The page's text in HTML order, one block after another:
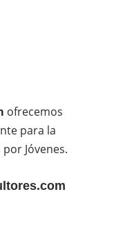
ofrecemos
para la
Jóvenes.